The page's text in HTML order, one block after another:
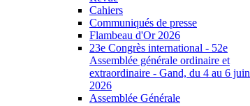
Cahiers
Communiqués de presse
Flambeau d'Or 2026
23e Congrès international - 52e
Assemblée générale ordinaire et
extraordinaire - Gand, du 4 au 6 juin
2026
Assemblée Générale